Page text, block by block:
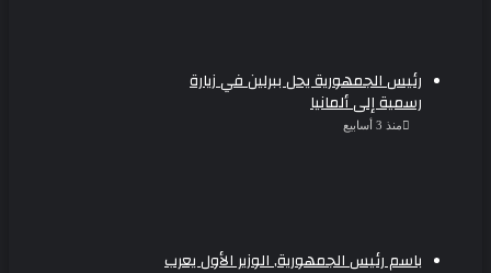
رئيس الجمهورية يحل ببرلين في زيارة
رسمية إلى ألمانيا
منذ 3 أسابيع
باسم رئيس الجمهورية, الوزير الأول يعرب